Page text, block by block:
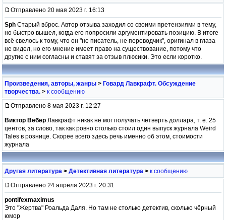
Отправлено 20 мая 2023 г. 16:13
Sph Старый вброс. Автор отзыва заходил со своими претензиями в тему,
но быстро вышел, когда его попросили аргументировать позицию. В итоге
всё свелось к тому, что он "не писатель, не переводчик", оригинал в глаза
не видел, но его мнение имеет право на существование, потому что
другие с ним согласны и ставят за отзыв плюсики. Это если коротко.
Произведения, авторы, жанры > Говард Лавкрафт. Обсуждение
творчества. > к сообщению
Отправлено 8 мая 2023 г. 12:27
Виктор Вебер Лавкрафт никак не мог получать четверть доллара, т. е. 25
центов, за слово, так как ровно столько стоил один выпуск журнала Weird
Tales в рознице. Скорее всего здесь речь именно об этом, стоимости
журнала
Другая литература > Детективная литература > к сообщению
Отправлено 24 апреля 2023 г. 20:31
pontifexmaximus
Это "Жертва" Роальда Даля. Но там не столько детектив, сколько чёрный
юмор